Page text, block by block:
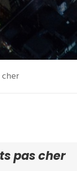
cher
pas cher